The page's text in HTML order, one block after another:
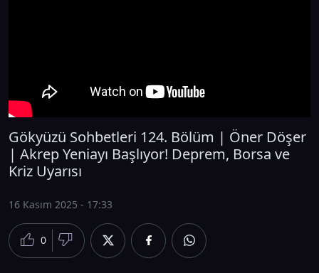
Gökyüzü Sohbetleri 124. Bölüm | Öner Döşer
| Akrep Yeniayı Başlıyor! Deprem, Borsa ve
Kriz Uyarısı
16 Kasım 2025 - 17:33
0